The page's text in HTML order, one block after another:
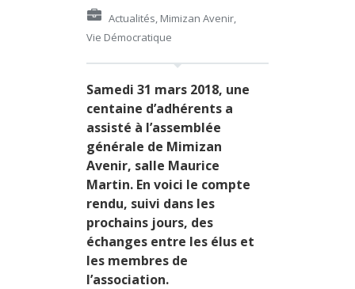
Actualités, Mimizan Avenir,
Vie Démocratique
Samedi 31 mars 2018, une
centaine d’adhérents a
assisté à l’assemblée
générale de Mimizan
Avenir, salle Maurice
Martin. En voici le compte
rendu, suivi dans les
prochains jours, des
échanges entre les élus et
les membres de
l’association.